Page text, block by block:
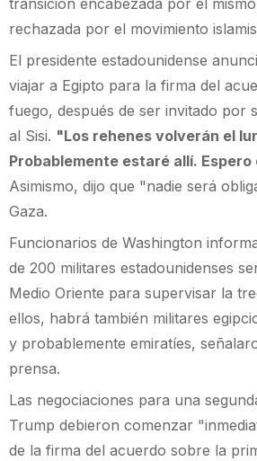
rechazada por el movimiento
El presidente estadounidense
viajar a Egipto para la firma del
fuego, después de ser invitado por
al Sisi. "Los rehenes volverán el
Probablemente estaré allí.
Asimismo, dijo que "nadie será
Gaza.
Funcionarios de Washington
de 200 militares estadounidenses
Medio Oriente para supervisar la
ellos, habrá también militares
y probablemente emiratíes,
prensa.
Las negociaciones para una
Trump debieron comenzar
de la firma del acuerdo sobre la